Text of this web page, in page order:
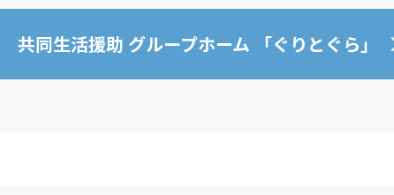
共同生活援助 グループホーム 「ぐりとぐら」